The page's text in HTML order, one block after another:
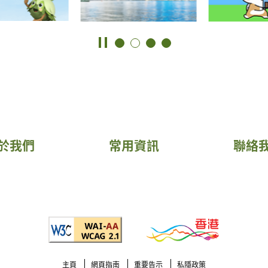
我們 常用資訊 聯絡
主頁 網頁指南 重要告示 私隱政策